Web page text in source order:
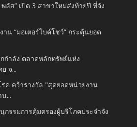
ลัส” เปิด 3 สาขาใหม่ส่งท้ายปี ที่จัง
าน “มอเตอร์ไบค์โชว์” กระตุ้นยอด
กำลัง ตลาดหลักทรัพย์แห่ง
จ...
ค คว้ารางวัล "สุดยอดหน่วยงาน
...
กรรมการคุ้มครองผู้บริโภคประจำจัง